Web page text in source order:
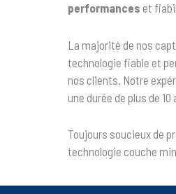
performances et
La majorité de nos
technologie fiable et
nos clients. Notre
une durée de plus de
Toujours soucieux de
technologie couche